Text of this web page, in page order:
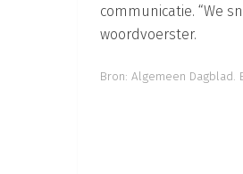
communicatie. “We
woordvoerster.
Bron: Algemeen Dagblad.